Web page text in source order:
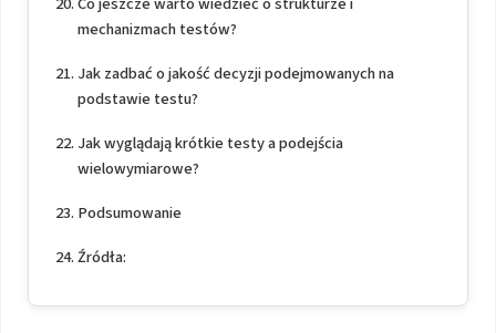
mechanizmach testów?
Jak zadbać o jakość decyzji podejmowanych na
podstawie testu?
Jak wyglądają krótkie testy a podejścia
wielowymiarowe?
Podsumowanie
Źródła: